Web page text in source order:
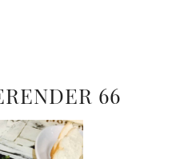
66